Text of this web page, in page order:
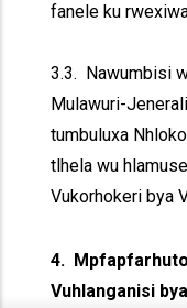
fanele ku
3.3. Nawumbisi
Mulawuri-
tumbuluxa
tlhela wu
Vukorhokeri bya
4.
Vuhlanganisi